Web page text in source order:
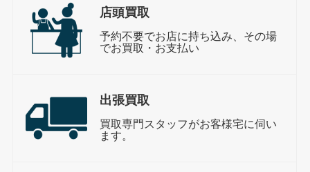
店頭買取
予約不要でお店に持ち込み、その場
でお買取・お支払い
出張買取
買取専門スタッフがお客様宅に伺い
ます。